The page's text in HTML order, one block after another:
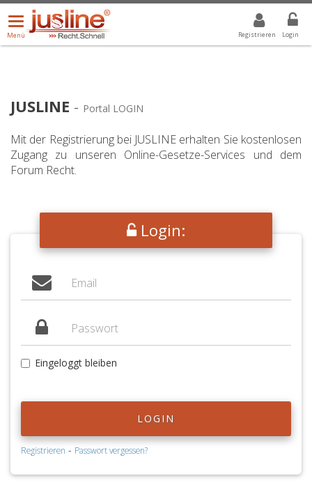
Registrieren Login
Menü
öffnen/schließen
Menü
ALLE DROPDOWN: GEWÄHLTER WERT IST ALLE
JUSLINE - Portal LOGIN
Mit der Registrierung bei JUSLINE erhalten Sie kostenlosen
Zugang zu unseren Online-Gesetze-Services und dem
Forum Recht.
Login:
Eingeloggt bleiben
LOGIN
Registrieren - Passwort vergessen?